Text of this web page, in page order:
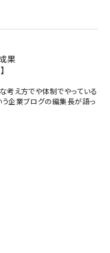
果
考え方でや体制でやっている
う企業ブログの編集長が語っ